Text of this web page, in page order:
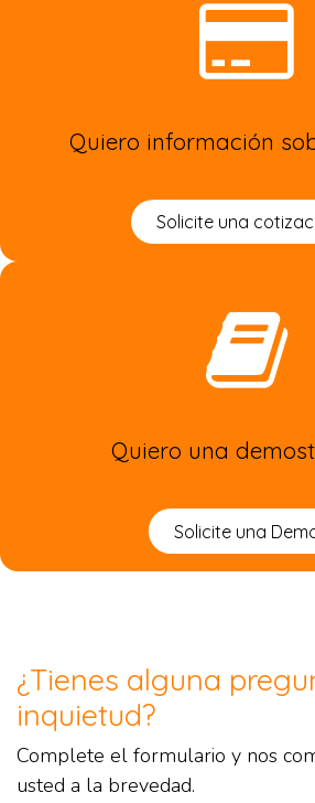
Quiero información
Solicite una
Quiero una
Solicite una
¿Tienes alguna
inquietud?
Complete el formulario y nos
usted a la brevedad.